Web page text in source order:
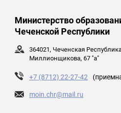
Министерство
Чеченской Республики
364021, Чеченская
Миллионщикова, 67 "а"
+7 (8712) 22-27-42
moin.chr@mail.ru